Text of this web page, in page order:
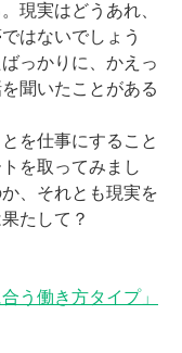
現実はどうあれ、
はないでしょう
っかりに、かえっ
聞いたことがある
を仕事にすること
を取ってみまし
、それとも現実を
たして？
う働き方タイプ」